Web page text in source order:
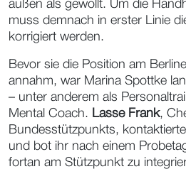
außen als gewollt. Um die
muss demnach in erster Linie
korrigiert werden.
Bevor sie die Position am
annahm, war Marina Spottke
– unter anderem als
Mental Coach. Lasse Frank,
Bundesstützpunkts,
und bot ihr nach einem
fortan am Stützpunkt zu